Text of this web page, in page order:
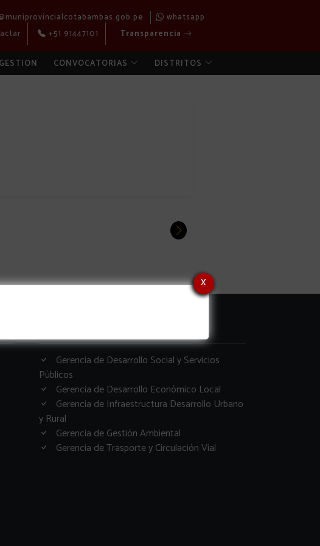
whatsapp
+51 91447101 Transparencia
CONVOCATORIAS DISTRITOS
x
Gerencia de Desarrollo Social y Servicios
Públicos
Gerencia de Desarrollo Económico Local
Gerencia de Infraestructura Desarrollo Urbano
y Rural
Gerencia de Gestión Ambiental
Gerencia de Trasporte y Circulación Vial